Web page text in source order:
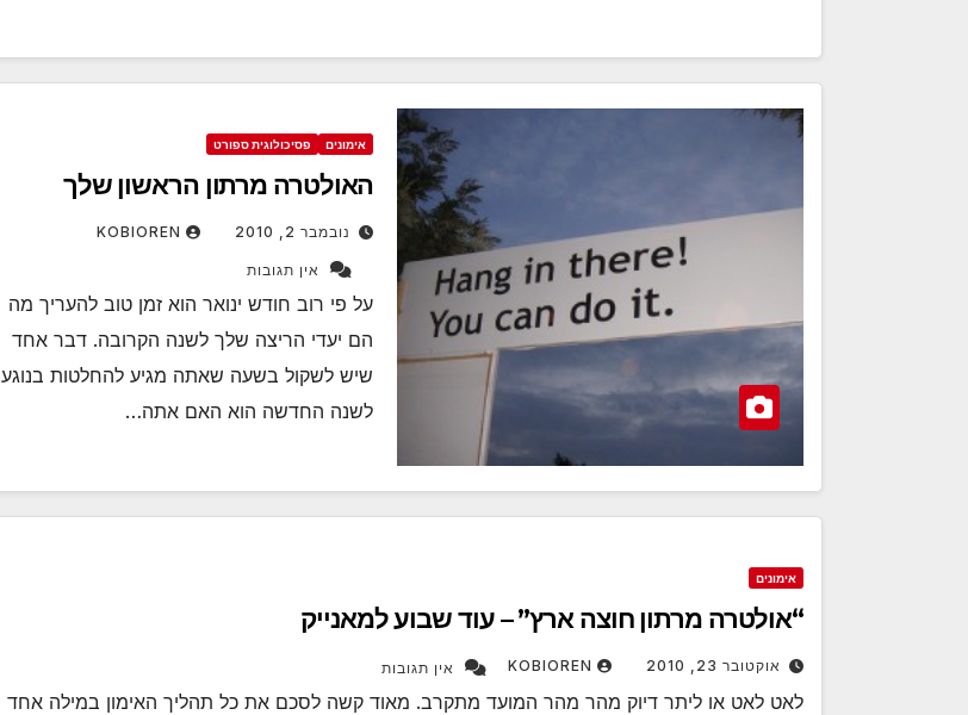
אימונים פסיכולוגית ספורט
האולטרה מרתון הראשון שלך
נובמבר 2, 2010 KOBIOREN
אין תגובות
על פי רוב חודש ינואר הוא זמן טוב להעריך מה
הם יעדי הריצה שלך לשנה הקרובה. דבר אחד
שיש לשקול בשעה שאתה מגיע להחלטות בנוגע
לשנה החדשה הוא האם אתה…
אימונים
“אולטרה מרתון חוצה ארץ” – עוד שבוע למאנייק
אוקטובר 23, 2010 KOBIOREN אין תגובות
לאט לאט או ליתר דיוק מהר מהר המועד מתקרב. מאוד קשה לסכם את כל תהליך האימון במילה אחד